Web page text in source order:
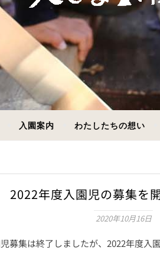
入園案内 わたしたちの想い
2022年度入園児の募集を
2020年10月16日
募集は終了しましたが、2022年度入